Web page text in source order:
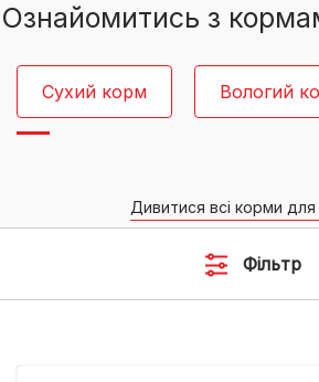
Ознайомитись з
Сухий корм Вологий
Дивитися всі корми
Фільтр